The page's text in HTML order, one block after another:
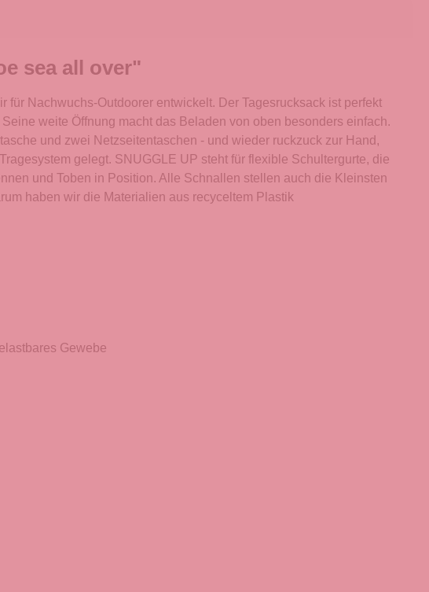
sea all over"
Nachwuchs-Outdoorer entwickelt. Der Tagesrucksack ist perfekt
weite Öffnung macht das Beladen von oben besonders einfach.
und zwei Netzseitentaschen - und wieder ruckzuck zur Hand,
gelegt. SNUGGLE UP steht für flexible Schultergurte, die
und Toben in Position. Alle Schnallen stellen auch die Kleinsten
haben wir die Materialien aus recyceltem Plastik
Gewebe